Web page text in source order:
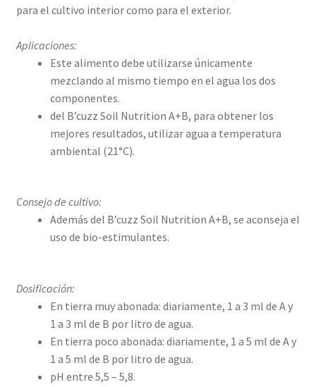
para el cultivo interior como para el exterior.
Aplicaciones:
Este alimento debe utilizarse únicamente
mezclando al mismo tiempo en el agua los dos
componentes.
del B’cuzz Soil Nutrition A+B, para obtener los
mejores resultados, utilizar agua a temperatura
ambiental (21°C).
Consejo de cultivo:
Además del B’cuzz Soil Nutrition A+B, se aconseja el
uso de bio-estimulantes.
Dosificación:
En tierra muy abonada: diariamente, 1 a 3 ml de A y
1 a 3 ml de B por litro de agua.
En tierra poco abonada: diariamente, 1 a 5 ml de A y
1 a 5 ml de B por litro de agua.
pH entre 5,5 – 5,8.